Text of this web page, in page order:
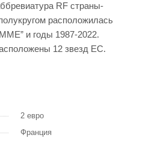
RF страны-
расположилась
и годы 1987-2022.
12 звезд ЕС.
2 евро
Франция